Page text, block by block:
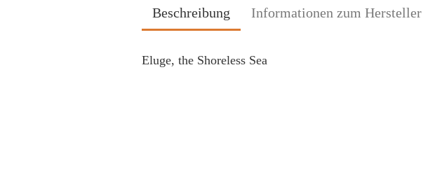
Beschreibung Informationen zum Hersteller
Eluge, the Shoreless Sea